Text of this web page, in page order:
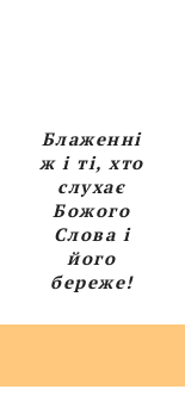
Блаженні
ж і ті, хто
слухає
Божого
Слова і
його
береже!